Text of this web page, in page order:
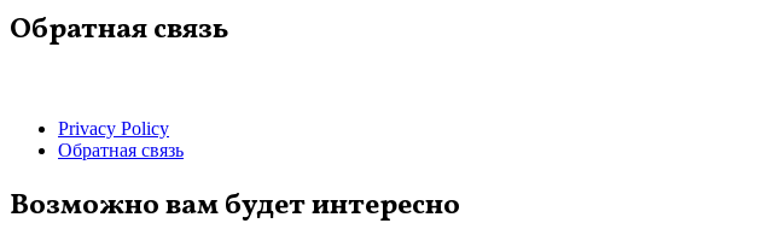
Обратная связь
Privacy Policy
Обратная связь
Возможно вам будет интересно